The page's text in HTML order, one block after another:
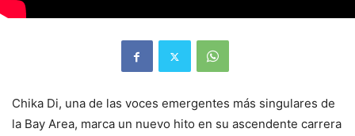
Chika Di, una de las voces emergentes más singulares de
la Bay Area, marca un nuevo hito en su ascendente carrera